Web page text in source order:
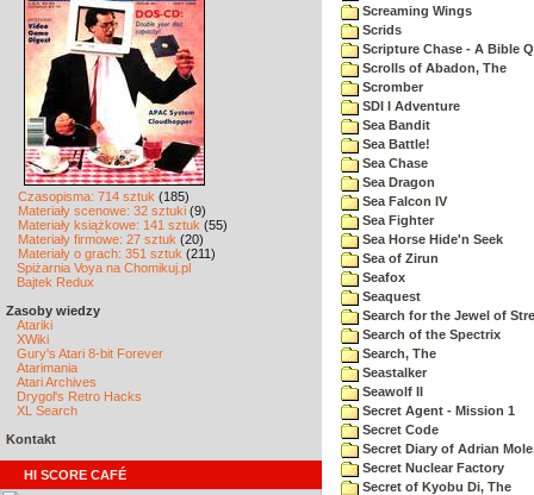
Czasopisma: 714 sztuk (185)
Materiały scenowe: 32 sztuki (9)
Materiały książkowe: 141 sztuk (55)
Materiały firmowe: 27 sztuk (20)
Materiały o grach: 351 sztuk (211)
Spiżarnia Voya na Chomikuj.pl
Bajtek Redux
Zasoby wiedzy
Atariki
XWiki
Gury's Atari 8-bit Forever
Atarimania
Atari Archives
Drygol's Retro Hacks
XL Search
Kontakt
HI SCORE CAFÉ
Screaming Wings
Scrids
Scripture Chase - A Bible
Scrolls of Abadon, The
Scromber
SDI I Adventure
Sea Bandit
Sea Battle!
Sea Chase
Sea Dragon
Sea Falcon IV
Sea Fighter
Sea Horse Hide'n Seek
Sea of Zirun
Seafox
Seaquest
Search for the Jewel of
Search of the Spectrix
Search, The
Seastalker
Seawolf II
Secret Agent - Mission 1
Secret Code
Secret Diary of Adrian
Secret Nuclear Factory
Secret of Kyobu Di, The